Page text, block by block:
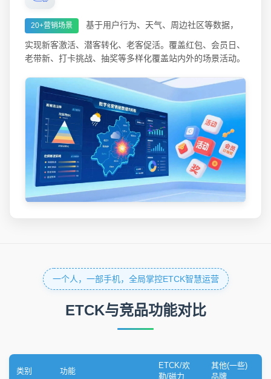
20+营销场景 基于用户行为、天气、周边社区等数据，
实现新客激活、潜客转化、老客促活。覆盖红包、会员日、
老带新、打卡挑战、抽奖等多样化覆盖站内外的场景活动。
一个人，一部手机，全局掌控ETCK智慧运营
ETCK与竞品功能对比
类别 功能
ETCK/欢
勒/磁力
其他(一些)
品牌